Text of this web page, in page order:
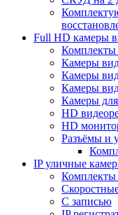
Full HD камеры
Комплекты
Камеры
Камеры
Камеры
Камеры
HD
HD
Разъёмы и
IP уличные
Комплекты
С записью